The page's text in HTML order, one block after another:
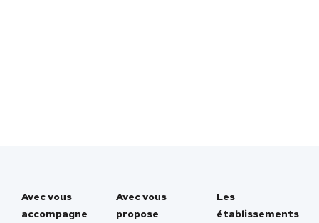
Avec vous
accompagne
Avec vous
propose
Les
établissements